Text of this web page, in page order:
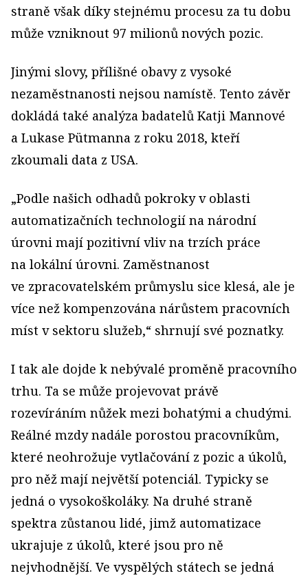
straně však díky stejnému procesu za tu dobu
může vzniknout 97 milionů nových pozic.
Jinými slovy, přílišné obavy z vysoké
nezaměstnanosti nejsou namístě. Tento závěr
dokládá také analýza badatelů Katji Mannové
a Lukase Pütmanna z roku 2018, kteří
zkoumali data z USA.
„Podle našich odhadů pokroky v oblasti
automatizačních technologií na národní
úrovni mají pozitivní vliv na trzích práce
na lokální úrovni. Zaměstnanost
ve zpracovatelském průmyslu sice klesá, ale je
více než kompenzována nárůstem pracovních
míst v sektoru služeb,“ shrnují své poznatky.
I tak ale dojde k nebývalé proměně pracovního
trhu. Ta se může projevovat právě
rozevíráním nůžek mezi bohatými a chudými.
Reálné mzdy nadále porostou pracovníkům,
které neohrožuje vytlačování z pozic a úkolů,
pro něž mají největší potenciál. Typicky se
jedná o vysokoškoláky. Na druhé straně
spektra zůstanou lidé, jimž automatizace
ukrajuje z úkolů, které jsou pro ně
nejvhodnější. Ve vyspělých státech se jedná